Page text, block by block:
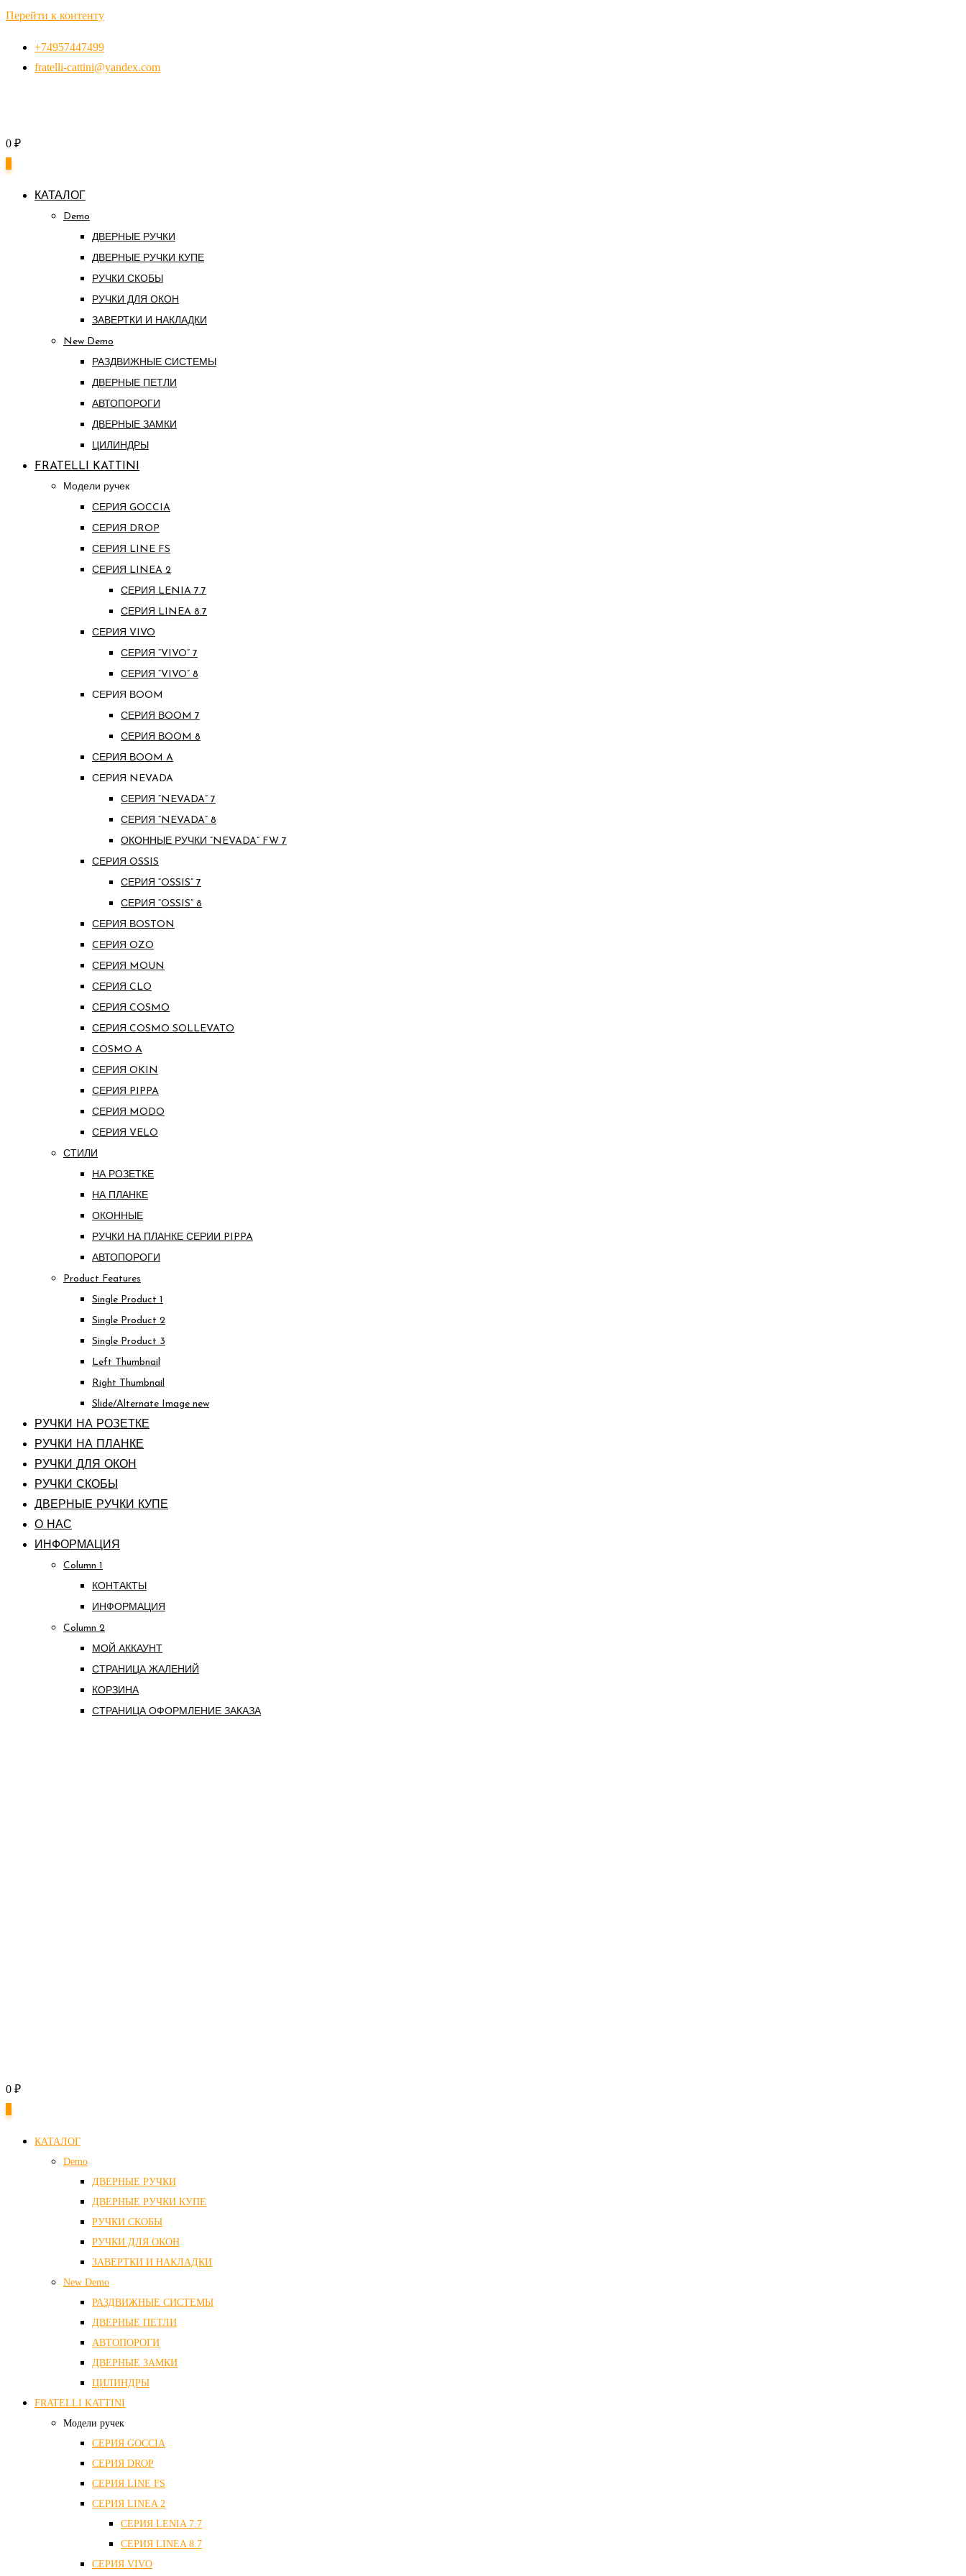
Перейти к контенту
+74957447499
fratelli-cattini@yandex.com
0 ₽
КАТАЛОГ
Demo
ДВЕРНЫЕ РУЧКИ
ДВЕРНЫЕ РУЧКИ КУПЕ
РУЧКИ СКОБЫ
РУЧКИ ДЛЯ ОКОН
ЗАВЕРТКИ И НАКЛАДКИ
New Demo
РАЗДВИЖНЫЕ СИСТЕМЫ
ДВЕРНЫЕ ПЕТЛИ
АВТОПОРОГИ
ДВЕРНЫЕ ЗАМКИ
ЦИЛИНДРЫ
FRATELLI KATTINI
Модели ручек
СЕРИЯ GOCCIA
СЕРИЯ DROP
СЕРИЯ LINE FS
СЕРИЯ LINEA 2
СЕРИЯ LENIA 7.7
СЕРИЯ LINEA 8.7
СЕРИЯ VIVO
СЕРИЯ “VIVO” 7
СЕРИЯ “VIVO” 8
СЕРИЯ ВOOM
СЕРИЯ ВOOM 7
СЕРИЯ ВOOM 8
СЕРИЯ ВOOM A
СЕРИЯ NEVADA
СЕРИЯ “NEVADA” 7
СЕРИЯ “NEVADA” 8
ОКОННЫЕ РУЧКИ “NEVADA” FW 7
СЕРИЯ OSSIS
СЕРИЯ “OSSIS” 7
СЕРИЯ “OSSIS” 8
СЕРИЯ ВOSTON
CЕРИЯ OZO
СЕРИЯ MOUN
СЕРИЯ CLO
СЕРИЯ COSMO
СЕРИЯ COSMO SOLLEVATO
COSMO A
СЕРИЯ OKIN
СЕРИЯ PIPPA
СЕРИЯ MODO
СЕРИЯ VELO
СТИЛИ
НА РОЗЕТКЕ
НА ПЛАНКЕ
ОКОННЫЕ
РУЧКИ НА ПЛАНКЕ СЕРИИ PIPPA
АВТОПОРОГИ
Product Features
Single Product 1
Single Product 2
Single Product 3
Left Thumbnail
Right Thumbnail
Slide/Alternate Image new
РУЧКИ НА РОЗЕТКЕ
РУЧКИ НА ПЛАНКЕ
РУЧКИ ДЛЯ ОКОН
РУЧКИ СКОБЫ
ДВЕРНЫЕ РУЧКИ КУПЕ
О НАС
ИНФОРМАЦИЯ
Column 1
КОНТАКТЫ
ИНФОРМАЦИЯ
Column 2
МОЙ АККАУНТ
СТРАНИЦА ЖАЛЕНИЙ
КОРЗИНА
СТРАНИЦА ОФОРМЛЕНИЕ ЗАКАЗА
0 ₽
КАТАЛОГ
Demo
ДВЕРНЫЕ РУЧКИ
ДВЕРНЫЕ РУЧКИ КУПЕ
РУЧКИ СКОБЫ
РУЧКИ ДЛЯ ОКОН
ЗАВЕРТКИ И НАКЛАДКИ
New Demo
РАЗДВИЖНЫЕ СИСТЕМЫ
ДВЕРНЫЕ ПЕТЛИ
АВТОПОРОГИ
ДВЕРНЫЕ ЗАМКИ
ЦИЛИНДРЫ
FRATELLI KATTINI
Модели ручек
СЕРИЯ GOCCIA
СЕРИЯ DROP
СЕРИЯ LINE FS
СЕРИЯ LINEA 2
СЕРИЯ LENIA 7.7
СЕРИЯ LINEA 8.7
СЕРИЯ VIVO